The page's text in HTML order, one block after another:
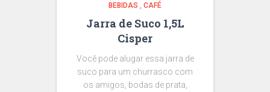
BEBIDAS CAFÉ
Jarra de Suco 1,5L
Cisper
Você pode alugar essa jarra de
suco para um churrasco com
os amigos, bodas de prata,